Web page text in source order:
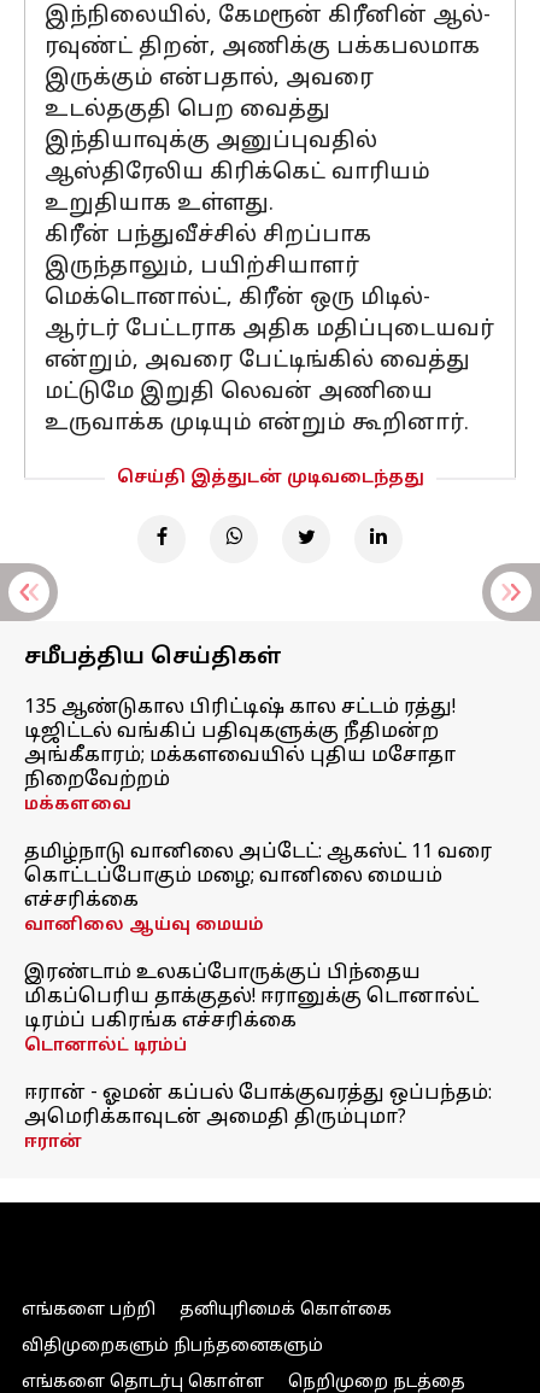
இந்நிலையில், கேமரூன் கிரீனின் ஆல்-
ரவுண்ட் திறன், அணிக்கு பக்கபலமாக
இருக்கும் என்பதால், அவரை
உடல்தகுதி பெற வைத்து
இந்தியாவுக்கு அனுப்புவதில்
ஆஸ்திரேலிய கிரிக்கெட் வாரியம்
உறுதியாக உள்ளது.
கிரீன் பந்துவீச்சில் சிறப்பாக
இருந்தாலும், பயிற்சியாளர்
மெக்டொனால்ட், கிரீன் ஒரு மிடில்-
ஆர்டர் பேட்டராக அதிக மதிப்புடையவர்
என்றும், அவரை பேட்டிங்கில் வைத்து
மட்டுமே இறுதி லெவன் அணியை
உருவாக்க முடியும் என்றும் கூறினார்.
செய்தி இத்துடன் முடிவடைந்தது
சமீபத்திய செய்திகள்
135 ஆண்டுகால பிரிட்டிஷ் கால சட்டம் ரத்து!
டிஜிட்டல் வங்கிப் பதிவுகளுக்கு நீதிமன்ற
அங்கீகாரம்; மக்களவையில் புதிய மசோதா
நிறைவேற்றம்
மக்களவை
தமிழ்நாடு வானிலை அப்டேட்: ஆகஸ்ட் 11 வரை
கொட்டப்போகும் மழை; வானிலை மையம்
எச்சரிக்கை
வானிலை ஆய்வு மையம்
இரண்டாம் உலகப்போருக்குப் பிந்தைய
மிகப்பெரிய தாக்குதல்! ஈரானுக்கு டொனால்ட்
டிரம்ப் பகிரங்க எச்சரிக்கை
டொனால்ட் டிரம்ப்
ஈரான் - ஓமன் கப்பல் போக்குவரத்து ஒப்பந்தம்:
அமெரிக்காவுடன் அமைதி திரும்புமா?
ஈரான்
எங்களை பற்றி
தனியுரிமைக் கொள்கை
விதிமுறைகளும் நிபந்தனைகளும்
எங்களை தொடர்பு கொள்ள
நெறிமுறை நடத்தை